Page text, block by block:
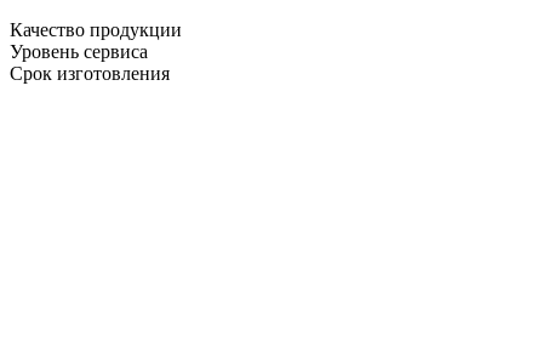
Качество продукции
Уровень сервиса
Срок изготовления